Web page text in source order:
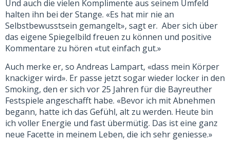
Und auch die vielen Komplimente aus seinem Umfeld
halten ihn bei der Stange. «Es hat mir nie an
Selbstbewusstsein gemangelt», sagt er. Aber sich über
das eigene Spiegelbild freuen zu können und positive
Kommentare zu hören «tut einfach gut.»
Auch merke er, so Andreas Lampart, «dass mein Körper
knackiger wird». Er passe jetzt sogar wieder locker in den
Smoking, den er sich vor 25 Jahren für die Bayreuther
Festspiele angeschafft habe. «Bevor ich mit Abnehmen
begann, hatte ich das Gefühl, alt zu werden. Heute bin
ich voller Energie und fast übermütig. Das ist eine ganz
neue Facette in meinem Leben, die ich sehr geniesse.»